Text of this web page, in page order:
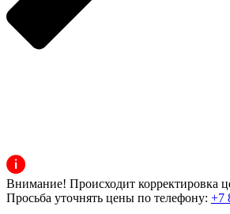
Внимание! Происходит корректировка
Просьба уточнять цены по телефону: +7